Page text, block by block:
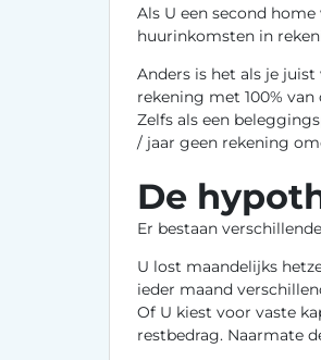
Als U een second
huurinkomsten in
Anders is het als je
rekening met 100%
Zelfs als een
/ jaar geen rekening
De
Er bestaan
U lost maandelijks
ieder maand
Of U kiest voor vaste
restbedrag. Naarmate